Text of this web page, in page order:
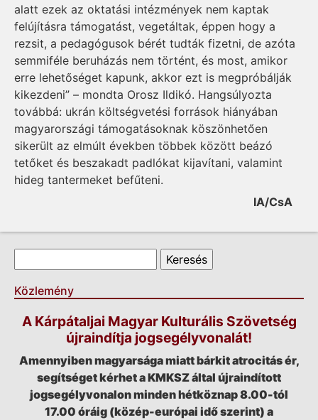
alatt ezek az oktatási intézmények nem kaptak
felújításra támogatást, vegetáltak, éppen hogy a
rezsit, a pedagógusok bérét tudták fizetni, de azóta
semmiféle beruházás nem történt, és most, amikor
erre lehetőséget kapunk, akkor ezt is megpróbálják
kikezdeni” – mondta Orosz Ildikó. Hangsúlyozta
továbbá: ukrán költségvetési források hiányában
magyarországi támogatásoknak köszönhetően
sikerült az elmúlt években többek között beázó
tetőket és beszakadt padlókat kijavítani, valamint
hideg tantermeket befűteni.
IA/CsA
Keresés űrlap
Keresés
Közlemény
A Kárpátaljai Magyar Kulturális Szövetség
újraindítja jogsegélyvonalát!
Amennyiben magyarsága miatt bárkit atrocitás ér,
segítséget kérhet a KMKSZ által újraindított
jogsegélyvonalon minden hétköznap 8.00-tól
17.00 óráig (közép-európai idő szerint) a